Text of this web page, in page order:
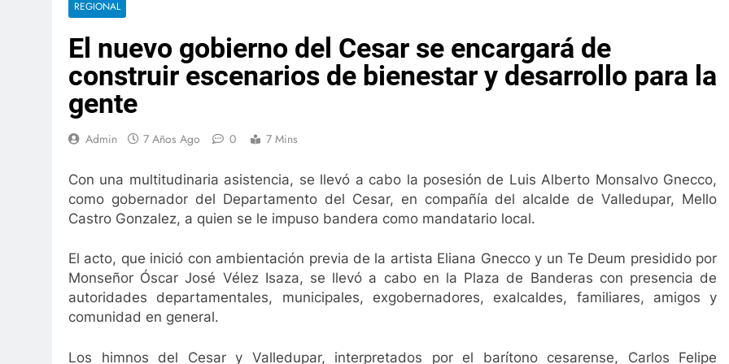
bella nuestra ciudad? Socializan
ciudadana La Salud no es un negocio
3 Años Ago
Reunión para fortalecer la salud en La Guajira
3 Años Ago
Díaz: 80 capítulos de amor Gustavo Petro anuncia la salida de los ministros de Educación, Deporte y
del Cesar amenazan con paro
Se mantiene servcio de salud del Magisterio
1 Año Ago
Elvia Milena instaló Mesa de Asuntos
1 Año Ago
Así fueron las alianzas criminales en la Costa Caribe Lluvia de irregularidades deja la
al Hospital San Andrés de Chiriguaná Jorge Noguera un personaje siniestro en el DAS
2 Años Ago
bella nuestra ciudad? Renta Ciudadana para los hogares vulnerables Socializan
REGIONAL
El nuevo gobierno del Cesar se encargará de
construir escenarios de bienestar y desarrollo para la
gente
Admin 7 Años Ago 0 7 Mins
Con una multitudinaria asistencia, se llevó a cabo la posesión de Luis Alberto Monsalvo Gnecco,
como gobernador del Departamento del Cesar, en compañía del alcalde de Valledupar, Mello
Castro Gonzalez, a quien se le impuso bandera como mandatario local.
El acto, que inició con ambientación previa de la artista Eliana Gnecco y un Te Deum presidido por
Monseñor Óscar José Vélez Isaza, se llevó a cabo en la Plaza de Banderas con presencia de
autoridades departamentales, municipales, exgobernadores, exalcaldes, familiares, amigos y
comunidad en general.
Los himnos del Cesar y Valledupar, interpretados por el barítono cesarense, Carlos Felipe